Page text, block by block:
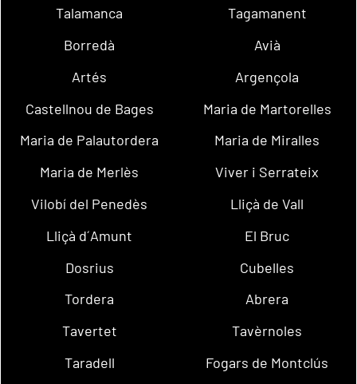
Talamanca
Tagamanent
Borredà
Avià
Artés
Argençola
Castellnou de Bages
Maria de Martorelles
Maria de Palautordera
Maria de Miralles
Maria de Merlès
Viver i Serrateix
Vilobí del Penedès
Lliçà de Vall
Lliçà d´Amunt
El Bruc
Dosrius
Cubelles
Tordera
Abrera
Tavertet
Tavèrnoles
Taradell
Fogars de Montclús